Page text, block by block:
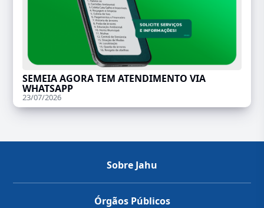
SEMEIA AGORA TEM ATENDIMENTO VIA
WHATSAPP
23/07/2026
Sobre Jahu
Órgãos Públicos